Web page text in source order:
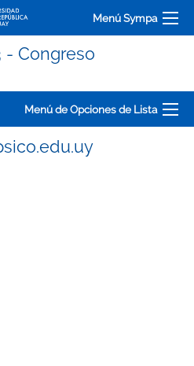
Menú Sympa
- Congreso
Menú de Opciones de Lista